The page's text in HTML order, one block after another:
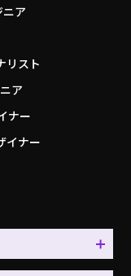
ア
リスト
ア
ナー
イナー